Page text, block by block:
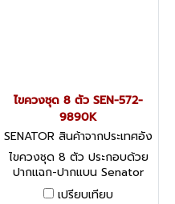
ไขควงชุด 8 ตัว SEN-572-
9890K
SENATOR สินค้าจากประเทศอัง
กฤษ-1
ไขควงชุด 8 ตัว ประกอบด้วย
ปากแฉก-ปากแบน Senator
Screwdriver Set - 8 Pieces
เปรียบเทียบ